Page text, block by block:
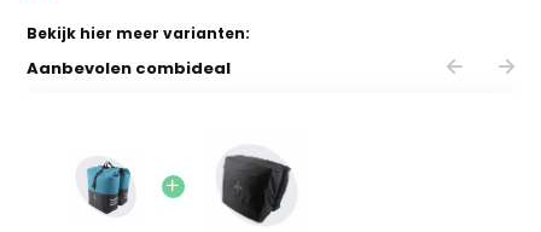
Bekijk hier meer varianten:
Aanbevolen combideal